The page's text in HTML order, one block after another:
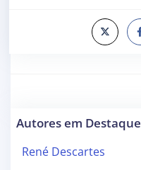
Autores em Destaque
René Descartes